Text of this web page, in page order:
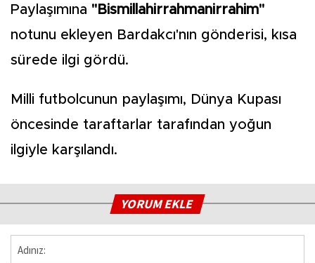
Paylaşımına "Bismillahirrahmanirrahim"
notunu ekleyen Bardakcı'nın gönderisi, kısa
sürede ilgi gördü.
Milli futbolcunun paylaşımı, Dünya Kupası
öncesinde taraftarlar tarafından yoğun
ilgiyle karşılandı.
YORUM EKLE